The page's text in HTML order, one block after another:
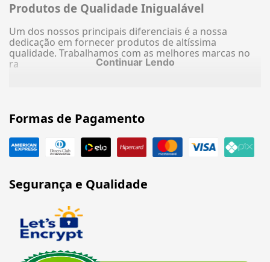
Produtos de Qualidade Inigualável
Um dos nossos principais diferenciais é a nossa
dedicação em fornecer produtos de altíssima
qualidade. Trabalhamos com as melhores marcas no
ra
Continuar Lendo
Formas de Pagamento
Segurança e Qualidade